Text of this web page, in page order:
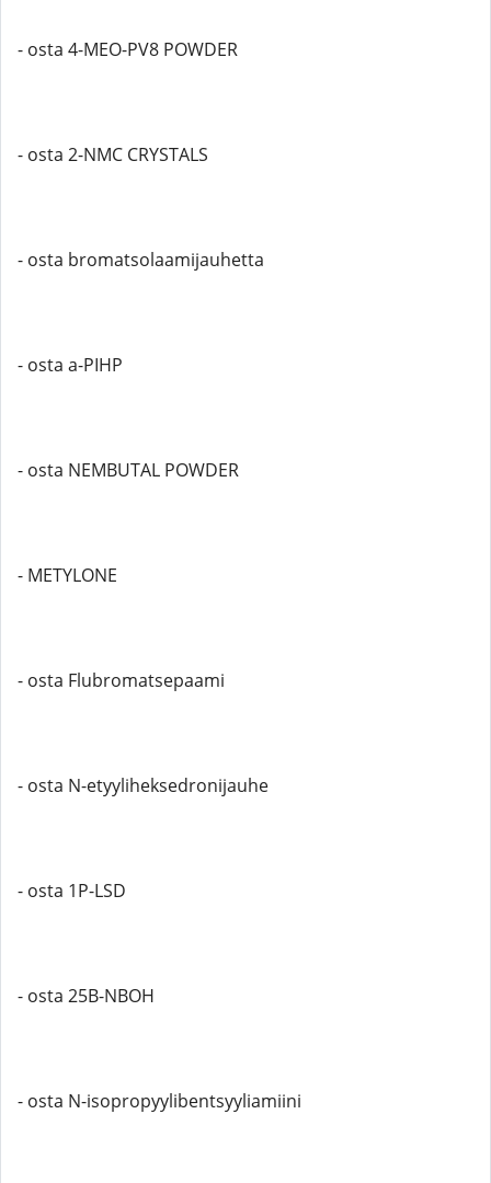
- osta 4-MEO-PV8 POWDER
- osta 2-NMC CRYSTALS
- osta bromatsolaamijauhetta
- osta a-PIHP
- osta NEMBUTAL POWDER
- METYLONE
- osta Flubromatsepaami
- osta N-etyyliheksedronijauhe
- osta 1P-LSD
- osta 25B-NBOH
- osta N-isopropyylibentsyyliamiini